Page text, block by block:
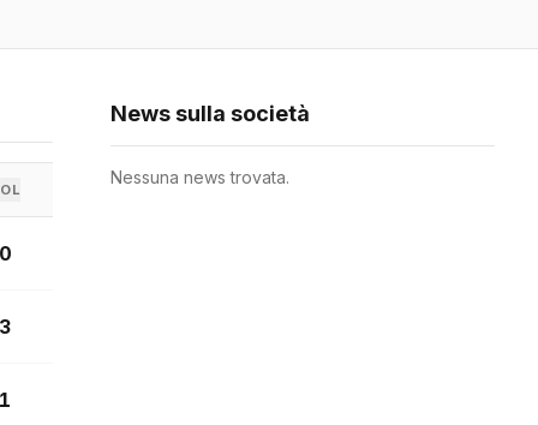
0
3
1
News sulla società
Nessuna news trovata.